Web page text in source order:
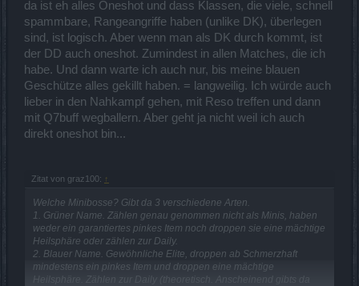
Übrigens die Kommentare lese ich irgendwann weil das ständige
einloggen über Browser nervt. Wenn ich zocke über Client.
da ist eh alles Oneshot und dass Klassen, die viele, schnell
spammbare, Rangeangriffe haben (unlike DK), überlegen
sind, ist logisch. Aber wenn man als DK durch kommt, ist
der DD auch oneshot. Zumindest in allen Matches, die ich
habe. Und dann warte ich auch nur, bis meine blauen
Geschütze alles gekillt haben. = langweilig. Ich würde auch
lieber in den Nahkampf gehen, mit Reso treffen und dann
mit Q7buff wegballern. Aber geht ja nicht weil ich auch
direkt oneshot bin...
Zitat von graz100: ↑
Welche Minibosse? Gibt da 3 verschiedene Arten.
1. Grüner Name. Zählen genau genommen nicht als Minis, haben
weder ein garantiertes pinkes Item noch droppen sie eine mächtige
Heilsphäre oder zählen zur Daily.
2. Blauer Name. Gewöhnliche Elite, droppen ab Schmerzhaft
mindestens ein pinkes Item und droppen eine mächtige
Heilsphäre. Zählen zur Daily (theoretisch. Anscheinend gibts da